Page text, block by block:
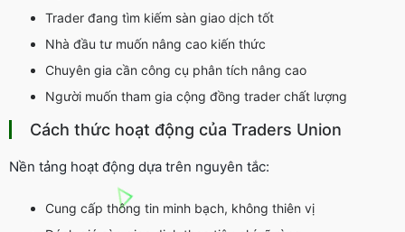
Trader đang tìm kiếm sàn giao dịch tốt
Nhà đầu tư muốn nâng cao kiến thức
Chuyên gia cần công cụ phân tích nâng cao
Người muốn tham gia cộng đồng trader chất lượng
Cách thức hoạt động của Traders Union
Nền tảng hoạt động dựa trên nguyên tắc:
Cung cấp thông tin minh bạch, không thiên vị